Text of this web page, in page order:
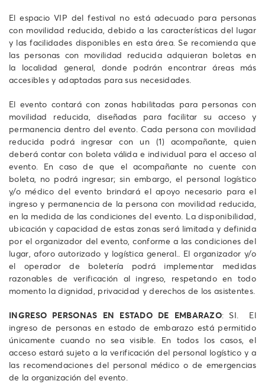
El espacio VIP del festival no está adecuado para personas
con movilidad reducida, debido a las características del lugar
y las facilidades disponibles en esta área. Se recomienda que
las personas con movilidad reducida adquieran boletas en
la localidad general, donde podrán encontrar áreas más
accesibles y adaptadas para sus necesidades.
El evento contará con zonas habilitadas para personas con
movilidad reducida, diseñadas para facilitar su acceso y
permanencia dentro del evento. Cada persona con movilidad
reducida podrá ingresar con un (1) acompañante, quien
deberá contar con boleta válida e individual para el acceso al
evento. En caso de que el acompañante no cuente con
boleta, no podrá ingresar; sin embargo, el personal logístico
y/o médico del evento brindará el apoyo necesario para el
ingreso y permanencia de la persona con movilidad reducida,
en la medida de las condiciones del evento. La disponibilidad,
ubicación y capacidad de estas zonas será limitada y definida
por el organizador del evento, conforme a las condiciones del
lugar, aforo autorizado y logística general.. El organizador y/o
el operador de boletería podrá implementar medidas
razonables de verificación al ingreso, respetando en todo
momento la dignidad, privacidad y derechos de los asistentes.
INGRESO PERSONAS EN ESTADO DE EMBARAZO: SI. El
ingreso de personas en estado de embarazo está permitido
únicamente cuando no sea visible. En todos los casos, el
acceso estará sujeto a la verificación del personal logístico y a
las recomendaciones del personal médico o de emergencias
de la organización del evento.